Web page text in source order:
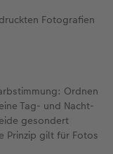
Fotografien
Ordnen
Tag- und Nacht-
gesondert
Prinzip gilt für Fotos